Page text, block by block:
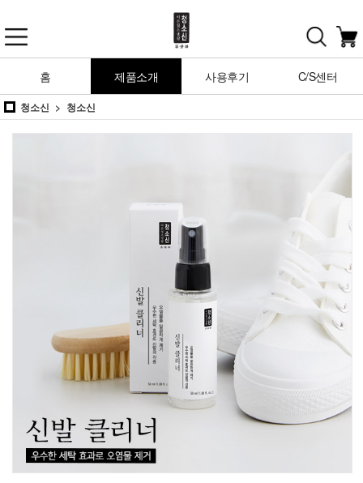
홈 제품소개 사용후기 C/S센터
청소신 청소신